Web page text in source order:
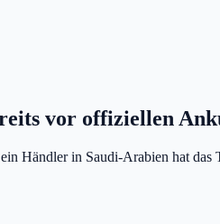
vor offiziellen
Händler in Saudi-Arabien hat das